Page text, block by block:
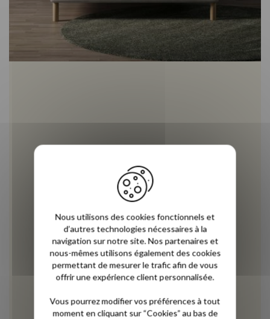
Nous utilisons des cookies fonctionnels et
d’autres technologies nécessaires à la
navigation sur notre site. Nos partenaires et
nous-mêmes utilisons également des cookies
permettant de mesurer le trafic afin de vous
offrir une expérience client personnalisée.
Vous pourrez modifier vos préférences à tout
moment en cliquant sur “Cookies” au bas de